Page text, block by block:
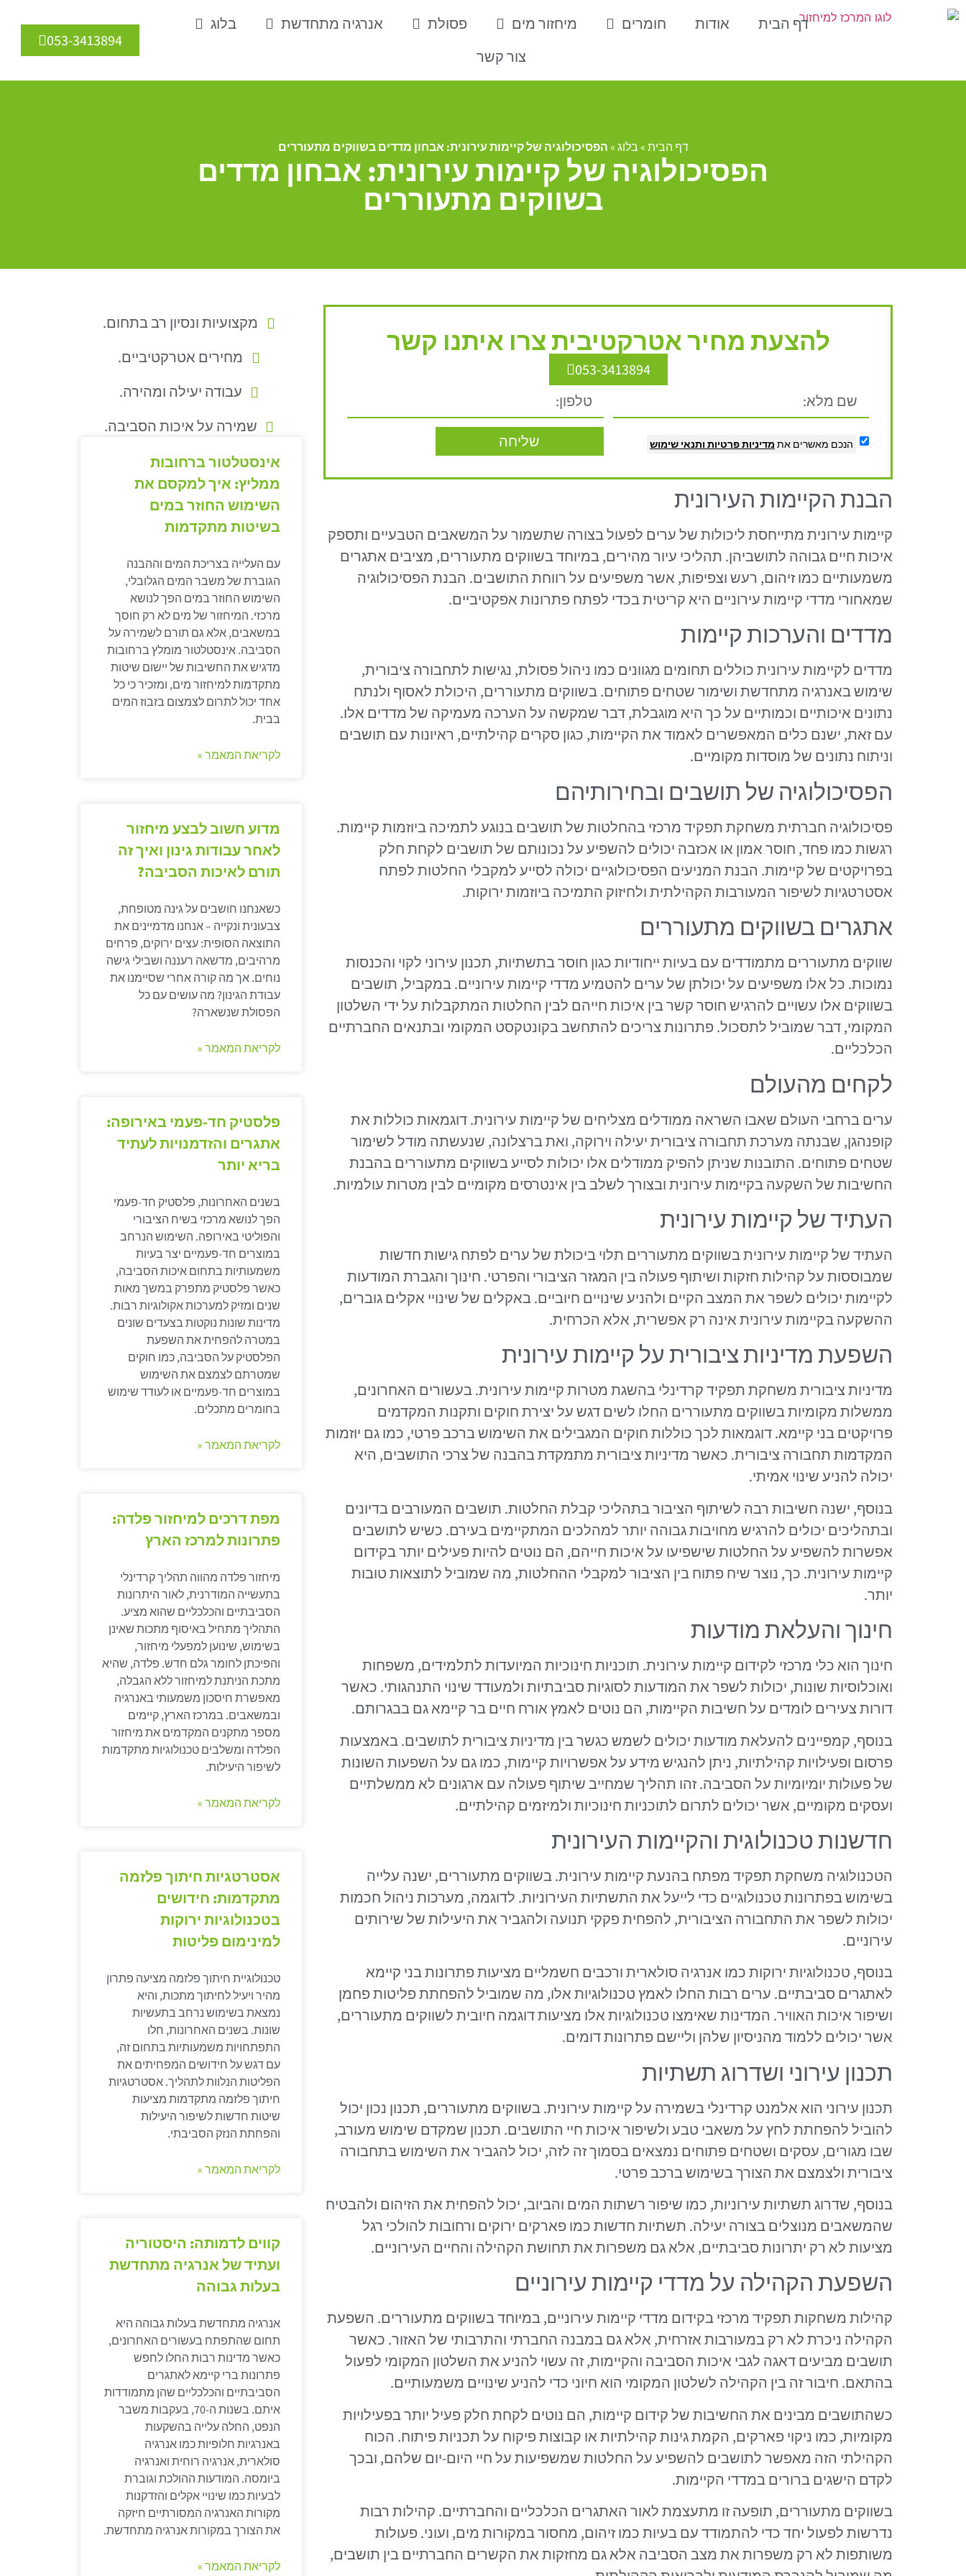
דף הבית אודות חומרים מיחזור מים פסולת אנרגיה מתחדשת
בלוג
צור קשר
053-3413894
דף הבית»בלוג»הפסיכולוגיה של קיימות עירונית: אבחון מדדים בשווקים מתעוררים
הפסיכולוגיה של קיימות עירונית: אבחון מדדים
בשווקים מתעוררים
להצעת מחיר אטרקטיבית צרו איתנו קשר
053-3413894
הנכם מאשרים את מדיניות פרטיות ותנאי שימוש שליחה
הבנת הקיימות העירונית
קיימות עירונית מתייחסת ליכולות של ערים לפעול בצורה שתשמור על המשאבים הטבעיים ותספק
איכות חיים גבוהה לתושביהן. תהליכי עיור מהירים, במיוחד בשווקים מתעוררים, מציבים אתגרים
משמעותיים כמו זיהום, רעש וצפיפות, אשר משפיעים על רווחת התושבים. הבנת הפסיכולוגיה
שמאחורי מדדי קיימות עירוניים היא קריטית בכדי לפתח פתרונות אפקטיביים.
מדדים והערכות קיימות
מדדים לקיימות עירונית כוללים תחומים מגוונים כמו ניהול פסולת, נגישות לתחבורה ציבורית,
שימוש באנרגיה מתחדשת ושימור שטחים פתוחים. בשווקים מתעוררים, היכולת לאסוף ולנתח
נתונים איכותיים וכמותיים על כך היא מוגבלת, דבר שמקשה על הערכה מעמיקה של מדדים אלו.
עם זאת, ישנם כלים המאפשרים לאמוד את הקיימות, כגון סקרים קהילתיים, ראיונות עם תושבים
וניתוח נתונים של מוסדות מקומיים.
הפסיכולוגיה של תושבים ובחירותיהם
פסיכולוגיה חברתית משחקת תפקיד מרכזי בהחלטות של תושבים בנוגע לתמיכה ביוזמות קיימות.
רגשות כמו פחד, חוסר אמון או אכזבה יכולים להשפיע על נכונותם של תושבים לקחת חלק
בפרויקטים של קיימות. הבנת המניעים הפסיכולוגיים יכולה לסייע למקבלי החלטות לפתח
אסטרטגיות לשיפור המעורבות הקהילתית ולחיזוק התמיכה ביוזמות ירוקות.
אתגרים בשווקים מתעוררים
שווקים מתעוררים מתמודדים עם בעיות ייחודיות כגון חוסר בתשתיות, תכנון עירוני לקוי והכנסות
נמוכות. כל אלו משפיעים על יכולתן של ערים להטמיע מדדי קיימות עירוניים. במקביל, תושבים
בשווקים אלו עשויים להרגיש חוסר קשר בין איכות חייהם לבין החלטות המתקבלות על ידי השלטון
המקומי, דבר שמוביל לתסכול. פתרונות צריכים להתחשב בקונטקסט המקומי ובתנאים החברתיים
הכלכליים.
לקחים מהעולם
ערים ברחבי העולם שאבו השראה ממודלים מצליחים של קיימות עירונית. דוגמאות כוללות את
קופנהגן, שבנתה מערכת תחבורה ציבורית יעילה וירוקה, ואת ברצלונה, שנעשתה מודל לשימור
שטחים פתוחים. התובנות שניתן להפיק ממודלים אלו יכולות לסייע בשווקים מתעוררים בהבנת
החשיבות של השקעה בקיימות עירונית ובצורך לשלב בין אינטרסים מקומיים לבין מטרות עולמיות.
העתיד של קיימות עירונית
העתיד של קיימות עירונית בשווקים מתעוררים תלוי ביכולת של ערים לפתח גישות חדשות
שמבוססות על קהילות חזקות ושיתוף פעולה בין המגזר הציבורי והפרטי. חינוך והגברת המודעות
לקיימות יכולים לשפר את המצב הקיים ולהניע שינויים חיוביים. באקלים של שינויי אקלים גוברים,
ההשקעה בקיימות עירונית אינה רק אפשרית, אלא הכרחית.
השפעת מדיניות ציבורית על קיימות עירונית
מדיניות ציבורית משחקת תפקיד קרדינלי בהשגת מטרות קיימות עירונית. בעשורים האחרונים,
ממשלות מקומיות בשווקים מתעוררים החלו לשים דגש על יצירת חוקים ותקנות המקדמים
פרויקטים בני קיימא. דוגמאות לכך כוללות חוקים המגבילים את השימוש ברכב פרטי, כמו גם יוזמות
המקדמות תחבורה ציבורית. כאשר מדיניות ציבורית מתמקדת בהבנה של צרכי התושבים, היא
יכולה להניע שינוי אמיתי.
בנוסף, ישנה חשיבות רבה לשיתוף הציבור בתהליכי קבלת החלטות. תושבים המעורבים בדיונים
ובתהליכים יכולים להרגיש מחויבות גבוהה יותר למהלכים המתקיימים בעירם. כשיש לתושבים
אפשרות להשפיע על החלטות שישפיעו על איכות חייהם, הם נוטים להיות פעילים יותר בקידום
קיימות עירונית. כך, נוצר שיח פתוח בין הציבור למקבלי ההחלטות, מה שמוביל לתוצאות טובות
יותר.
חינוך והעלאת מודעות
חינוך הוא כלי מרכזי לקידום קיימות עירונית. תוכניות חינוכיות המיועדות לתלמידים, משפחות
ואוכלוסיות שונות, יכולות לשפר את המודעות לסוגיות סביבתיות ולמעודד שינוי התנהגותי. כאשר
דורות צעירים לומדים על חשיבות הקיימות, הם נוטים לאמץ אורח חיים בר קיימא גם בבגרותם.
בנוסף, קמפיינים להעלאת מודעות יכולים לשמש כגשר בין מדיניות ציבורית לתושבים. באמצעות
פרסום ופעילויות קהילתיות, ניתן להנגיש מידע על אפשרויות קיימות, כמו גם על השפעות השונות
של פעולות יומיומיות על הסביבה. זהו תהליך שמחייב שיתוף פעולה עם ארגונים לא ממשלתיים
ועסקים מקומיים, אשר יכולים לתרום לתוכניות חינוכיות ולמיזמים קהילתיים.
חדשנות טכנולוגית והקיימות העירונית
הטכנולוגיה משחקת תפקיד מפתח בהנעת קיימות עירונית. בשווקים מתעוררים, ישנה עלייה
בשימוש בפתרונות טכנולוגיים כדי לייעל את התשתיות העירוניות. לדוגמה, מערכות ניהול חכמות
יכולות לשפר את התחבורה הציבורית, להפחית פקקי תנועה ולהגביר את היעילות של שירותים
עירוניים.
בנוסף, טכנולוגיות ירוקות כמו אנרגיה סולארית ורכבים חשמליים מציעות פתרונות בני קיימא
לאתגרים סביבתיים. ערים רבות החלו לאמץ טכנולוגיות אלו, מה שמוביל להפחתת פליטות פחמן
ושיפור איכות האוויר. המדינות שאימצו טכנולוגיות אלו מציעות דוגמה חיובית לשווקים מתעוררים,
אשר יכולים ללמוד מהניסיון שלהן וליישם פתרונות דומים.
תכנון עירוני ושדרוג תשתיות
תכנון עירוני הוא אלמנט קרדינלי בשמירה על קיימות עירונית. בשווקים מתעוררים, תכנון נכון יכול
להוביל להפחתת לחץ על משאבי טבע ולשיפור איכות חיי התושבים. תכנון שמקדם שימוש מעורב,
שבו מגורים, עסקים ושטחים פתוחים נמצאים בסמוך זה לזה, יכול להגביר את השימוש בתחבורה
ציבורית ולצמצם את הצורך בשימוש ברכב פרטי.
בנוסף, שדרוג תשתיות עירוניות, כמו שיפור רשתות המים והביוב, יכול להפחית את הזיהום ולהבטיח
שהמשאבים מנוצלים בצורה יעילה. תשתיות חדשות כמו פארקים ירוקים ורחובות להולכי רגל
מציעות לא רק יתרונות סביבתיים, אלא גם משפרות את תחושת הקהילה והחיים העירוניים.
השפעת הקהילה על מדדי קיימות עירוניים
קהילות משחקות תפקיד מרכזי בקידום מדדי קיימות עירוניים, במיוחד בשווקים מתעוררים. השפעת
הקהילה ניכרת לא רק במעורבות אזרחית, אלא גם במבנה החברתי והתרבותי של האזור. כאשר
תושבים מביעים דאגה לגבי איכות הסביבה והקיימות, זה עשוי להניע את השלטון המקומי לפעול
בהתאם. חיבור זה בין הקהילה לשלטון המקומי הוא חיוני כדי להניע שינויים משמעותיים.
כשהתושבים מבינים את החשיבות של קידום קיימות, הם נוטים לקחת חלק פעיל יותר בפעילויות
מקומיות, כמו ניקוי פארקים, הקמת גינות קהילתיות או קבוצות פיקוח על תכניות פיתוח. הכוח
הקהילתי הזה מאפשר לתושבים להשפיע על החלטות שמשפיעות על חיי היום-יום שלהם, ובכך
לקדם הישגים ברורים במדדי הקיימות.
בשווקים מתעוררים, תופעה זו מתעצמת לאור האתגרים הכלכליים והחברתיים. קהילות רבות
נדרשות לפעול יחד כדי להתמודד עם בעיות כמו זיהום, מחסור במקורות מים, ועוני. פעולות
משותפות לא רק משפרות את מצב הסביבה אלא גם מחזקות את הקשרים החברתיים בין תושבים,
מקצועיות ונסיון רב בתחום.
מחירים אטרקטיביים.
עבודה יעילה ומהירה.
שמירה על איכות הסביבה.
אינסטלטור ברחובות
ממליץ: איך למקסם את
השימוש החוזר במים
בשיטות מתקדמות
עם העלייה בצריכת המים וההבנה
הגוברת של משבר המים הגלובלי,
השימוש החוזר במים הפך לנושא
מרכזי. המיחזור של מים לא רק חוסך
במשאבים, אלא גם תורם לשמירה על
הסביבה. אינסטלטור מומלץ ברחובות
מדגיש את החשיבות של יישום שיטות
מתקדמות למיחזור מים, ומזכיר כי כל
אחד יכול לתרום לצמצום בזבוז המים
בבית.
לקריאת המאמר »
מדוע חשוב לבצע מיחזור
לאחר עבודות גינון ואיך זה
תורם לאיכות הסביבה?
כשאנחנו חושבים על גינה מטופחת,
צבעונית ונקייה – אנחנו מדמיינים את
התוצאה הסופית: עצים ירוקים, פרחים
מרהיבים, מדשאה רעננה ושבילי גישה
נוחים. אך מה קורה אחרי שסיימנו את
עבודת הגינון? מה עושים עם כל
הפסולת שנשארה?
לקריאת המאמר »
פלסטיק חד-פעמי באירופה:
אתגרים והזדמנויות לעתיד
בריא יותר
בשנים האחרונות, פלסטיק חד-פעמי
הפך לנושא מרכזי בשיח הציבורי
והפוליטי באירופה. השימוש הנרחב
במוצרים חד-פעמיים יצר בעיות
משמעותיות בתחום איכות הסביבה,
כאשר פלסטיק מתפרק במשך מאות
שנים ומזיק למערכות אקולוגיות רבות.
מדינות שונות נוקטות בצעדים שונים
במטרה להפחית את השפעת
הפלסטיק על הסביבה, כמו חוקים
שמטרתם לצמצם את השימוש
במוצרים חד-פעמיים או לעודד שימוש
בחומרים מתכלים.
לקריאת המאמר »
מפת דרכים למיחזור פלדה:
פתרונות למרכז הארץ
מיחזור פלדה מהווה תהליך קרדינלי
בתעשייה המודרנית, לאור היתרונות
הסביבתיים והכלכליים שהוא מציע.
התהליך מתחיל באיסוף מתכות שאינן
בשימוש, שינוען למפעלי מיחזור,
והפיכתן לחומר גלם חדש. פלדה, שהיא
מתכת הניתנת למיחזור ללא הגבלה,
מאפשרת חיסכון משמעותי באנרגיה
ובמשאבים. במרכז הארץ, קיימים
מספר מתקנים המקדמים את מיחזור
הפלדה ומשלבים טכנולוגיות מתקדמות
לשיפור היעילות.
לקריאת המאמר »
אסטרטגיות חיתוך פלזמה
מתקדמות: חידושים
בטכנולוגיות ירוקות
למינימום פליטות
טכנולוגיית חיתוך פלזמה מציעה פתרון
מהיר ויעיל לחיתוך מתכות, והיא
נמצאת בשימוש נרחב בתעשיות
שונות. בשנים האחרונות, חלו
התפתחויות משמעותיות בתחום זה,
עם דגש על חידושים המפחיתים את
הפליטות הנלוות לתהליך. אסטרטגיות
חיתוך פלזמה מתקדמות מציעות
שיטות חדשות לשיפור היעילות
והפחתת הנזק הסביבתי.
לקריאת המאמר »
קווים לדמותה: היסטוריה
ועתיד של אנרגיה מתחדשת
בעלות גבוהה
אנרגיה מתחדשת בעלות גבוהה היא
תחום שהתפתח בעשורים האחרונים,
כאשר מדינות רבות החלו לחפש
פתרונות ברי קיימא לאתגרים
הסביבתיים והכלכליים שהן מתמודדות
איתם. בשנות ה-70, בעקבות משבר
הנפט, החלה עלייה בהשקעות
באנרגיות חלופיות כמו אנרגיה
סולארית, אנרגיה רוחית ואנרגיה
ביומסה. המודעות ההולכת וגוברת
לבעיות כמו שינויי אקלים והזדקנות
מקורות האנרגיה המסורתיים חיזקה
את הצורך במקורות אנרגיה מתחדשת.
לקריאת המאמר »